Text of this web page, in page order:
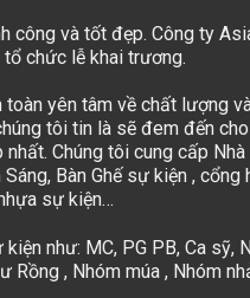
công và tốt đẹp. Công ty
tổ chức lễ khai trương.
toàn yên tâm về chất lượng
tôi tin là sẽ đem đến
Chúng tôi cung cấp
Bàn Ghế sự kiện ,
sự kiện…
như: MC, PG PB, Ca sỹ,
Rồng , Nhóm múa , Nhóm